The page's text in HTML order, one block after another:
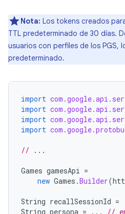
Nota: Los tokens creados
TTL predeterminado de 30 días.
usuarios con perfiles de los PGS,
predeterminado.
import
import
import
import
// ...
Games gamesApi =
new Games .Builder(
String recallSessionId =
String persona = ...
//